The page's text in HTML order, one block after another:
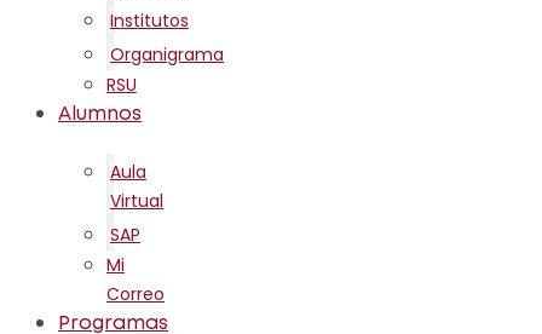
Institutos
Organigrama
RSU
Alumnos
Aula
Virtual
SAP
Mi
Correo
Programas